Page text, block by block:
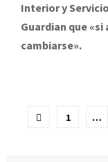
Interior y
Guardian que
cambiarse».
Paginación
1 …